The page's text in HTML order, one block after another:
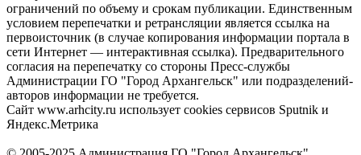
ограничений по объему и срокам публикации. Единственным
условием перепечатки и ретрансляции является ссылка на
первоисточник (в случае копирования информации портала в
сети Интернет — интерактивная ссылка). Предварительного
согласия на перепечатку со стороны Пресс-службы
Администрации ГО "Город Архангельск" или подразделений-
авторов информации не требуется.
Сайт www.arhcity.ru использует cookies сервисов Sputnik и
Яндекс.Метрика